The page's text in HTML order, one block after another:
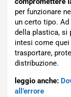
per funzionare
un certo tipo.
della plastica, si
intesi come
trasportare,
distribuzione.
leggio anche:
all’errore